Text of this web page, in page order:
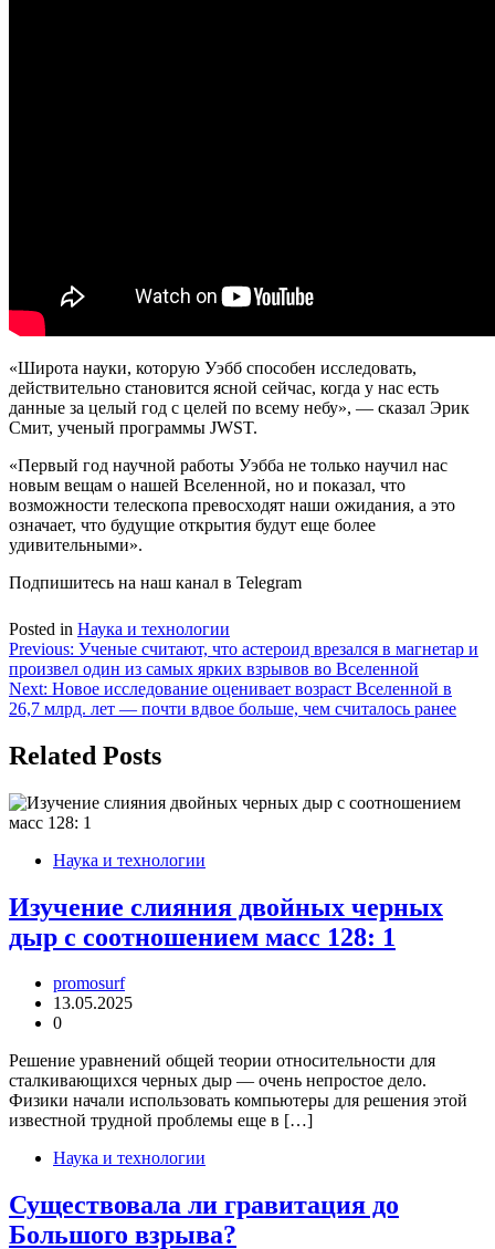
«Широта науки, которую Уэбб способен исследовать,
действительно становится ясной сейчас, когда у нас есть
данные за целый год с целей по всему небу», — сказал Эрик
Смит, ученый программы JWST.
«Первый год научной работы Уэбба не только научил нас
новым вещам о нашей Вселенной, но и показал, что
возможности телескопа превосходят наши ожидания, а это
означает, что будущие открытия будут еще более
удивительными».
Подпишитесь на наш канал в Telegram
Posted in Наука и технологии
Навигация
по
записям
Previous: Ученые считают, что астероид врезался в магнетар и
произвел один из самых ярких взрывов во Вселенной
Next: Новое исследование оценивает возраст Вселенной в
26,7 млрд. лет — почти вдвое больше, чем считалось ранее
Related Posts
Наука и технологии
Изучение слияния двойных черных
дыр с соотношением масс 128: 1
promosurf
13.05.2025
0
Решение уравнений общей теории относительности для
сталкивающихся черных дыр — очень непростое дело.
Физики начали использовать компьютеры для решения этой
известной трудной проблемы еще в […]
Наука и технологии
Существовала ли гравитация до
Большого взрыва?